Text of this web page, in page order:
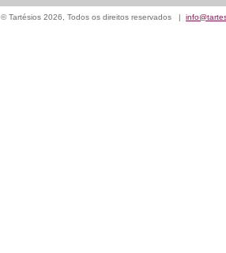
© Tartésios 2026, Todos os direitos reservados |